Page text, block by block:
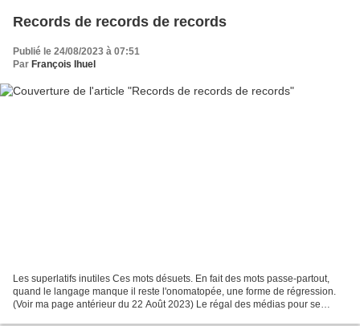
Records de records de records
Publié le 24/08/2023 à 07:51
Par François Ihuel
Les superlatifs inutiles Ces mots désuets. En fait des mots passe-partout,
quand le langage manque il reste l'onomatopée, une forme de régression.
(Voir ma page antérieur du 22 Août 2023) Le régal des médias pour se